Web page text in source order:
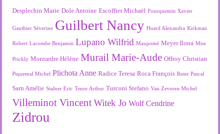
Desplechin Marie Dole Antoine Escoffier Michaël Fourquemin Xavier
Gauthier Séverine Guilbert Nancy Huard Alexandra Kirkman
Robert Lacombe Benjamin Lupano Wilfrid Maupomé Meyer Ilona Miss
Prickly Montardre Hélène Murail Marie-Aude Offroy Christian
Piquemal Michel Plichota Anne Radice Teresa Roca François Ruter Pascal
Sarn Amélie Stalner Eric Tenor Arthur Turconi Stefano Van Zeveren Michel
Villeminot Vincent Witek Jo Wolf Cendrine
Zidrou